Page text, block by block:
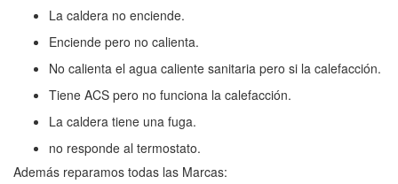
La caldera no enciende.
Enciende pero no calienta.
No calienta el agua caliente sanitaria pero si la calefacción.
Tiene ACS pero no funciona la calefacción.
La caldera tiene una fuga.
no responde al termostato.
Además reparamos todas las Marcas: